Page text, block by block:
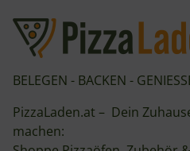
BELEGEN - BACKEN -
PizzaLaden.at – Dein
machen: